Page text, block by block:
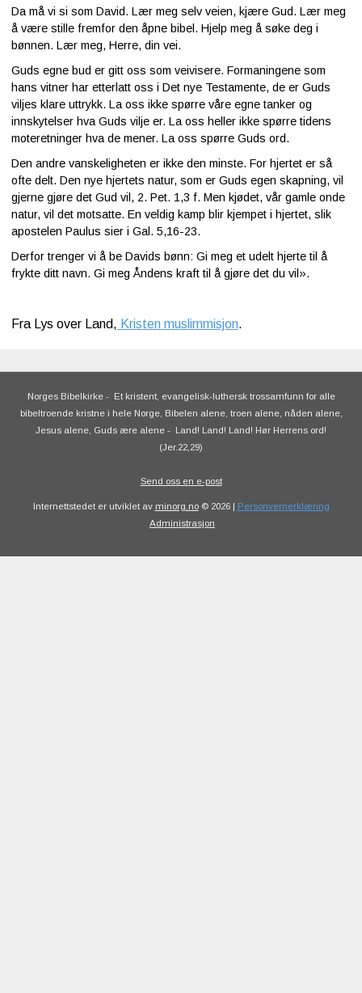
Da må vi si som David. Lær meg selv veien, kjære Gud. Lær meg
å være stille fremfor den åpne bibel. Hjelp meg å søke deg i
bønnen. Lær meg, Herre, din vei.
Guds egne bud er gitt oss som veivisere. Formaningene som
hans vitner har etterlatt oss i Det nye Testamente, de er Guds
viljes klare uttrykk. La oss ikke spørre våre egne tanker og
innskytelser hva Guds vilje er. La oss heller ikke spørre tidens
moteretninger hva de mener. La oss spørre Guds ord.
Den andre vanskeligheten er ikke den minste. For hjertet er så
ofte delt. Den nye hjertets natur, som er Guds egen skapning, vil
gjerne gjøre det Gud vil, 2. Pet. 1,3 f. Men kjødet, vår gamle onde
natur, vil det motsatte. En veldig kamp blir kjempet i hjertet, slik
apostelen Paulus sier i Gal. 5,16-23.
Derfor trenger vi å be Davids bønn: Gi meg et udelt hjerte til å
frykte ditt navn. Gi meg Åndens kraft til å gjøre det du vil».
Fra Lys over Land, Kristen muslimmisjon.
Norges Bibelkirke- Et kristent, evangelisk-luthersk trossamfunn for alle
bibeltroende kristne i hele Norge, Bibelen alene, troen alene, nåden alene,
Jesus alene, Guds ære alene - Land! Land! Land! Hør Herrens ord!
(Jer.22,29)
Send oss en e-post
Internettstedet er utviklet av minorg.no© 2026 | Personvernerklæring
Administrasjon